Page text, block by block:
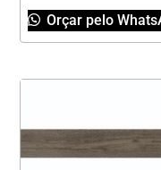
Orçar pelo